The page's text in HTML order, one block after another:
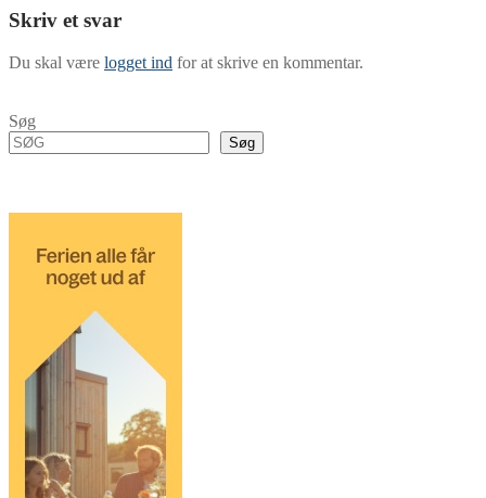
Skriv et svar
Du skal være logget ind for at skrive en kommentar.
Søg
Søg